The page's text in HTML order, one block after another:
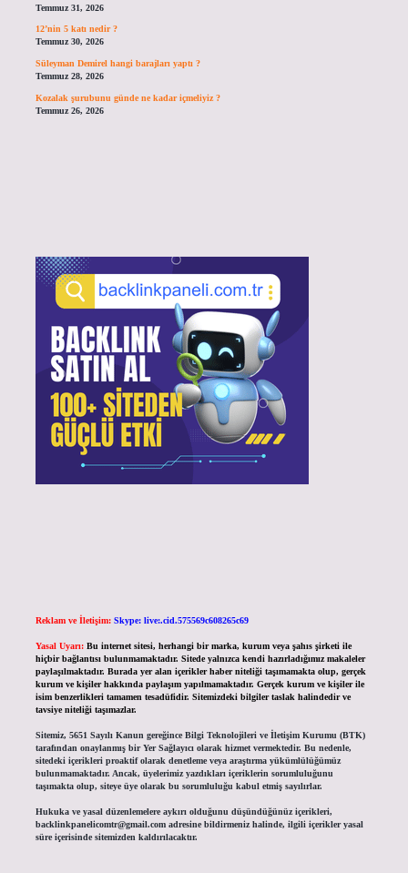
Temmuz 31, 2026
12’nin 5 katı nedir ?
Temmuz 30, 2026
Süleyman Demirel hangi barajları yaptı ?
Temmuz 28, 2026
Kozalak şurubunu günde ne kadar içmeliyiz ?
Temmuz 26, 2026
Reklam ve İletişim: Skype: live:.cid.575569c608265c69
Yasal Uyarı: Bu internet sitesi, herhangi bir marka, kurum veya şahıs şirketi ile
hiçbir bağlantısı bulunmamaktadır. Sitede yalnızca kendi hazırladığımız makaleler
paylaşılmaktadır. Burada yer alan içerikler haber niteliği taşımamakta olup, gerçek
kurum ve kişiler hakkında paylaşım yapılmamaktadır. Gerçek kurum ve kişiler ile
isim benzerlikleri tamamen tesadüfidir. Sitemizdeki bilgiler taslak halindedir ve
tavsiye niteliği taşımazlar.
Sitemiz, 5651 Sayılı Kanun gereğince Bilgi Teknolojileri ve İletişim Kurumu (BTK)
tarafından onaylanmış bir Yer Sağlayıcı olarak hizmet vermektedir. Bu nedenle,
sitedeki içerikleri proaktif olarak denetleme veya araştırma yükümlülüğümüz
bulunmamaktadır. Ancak, üyelerimiz yazdıkları içeriklerin sorumluluğunu
taşımakta olup, siteye üye olarak bu sorumluluğu kabul etmiş sayılırlar.
Hukuka ve yasal düzenlemelere aykırı olduğunu düşündüğünüz içerikleri,
backlinkpanelicomtr@gmail.comadresine bildirmeniz halinde, ilgili içerikler yasal
süre içerisinde sitemizden kaldırılacaktır.